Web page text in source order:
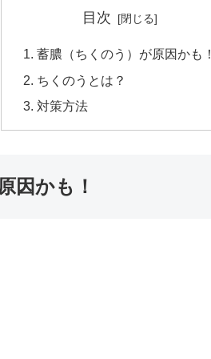
目次
蓄膿（ちくのう）が原因かも！
ちくのうとは？
対策方法
因かも！